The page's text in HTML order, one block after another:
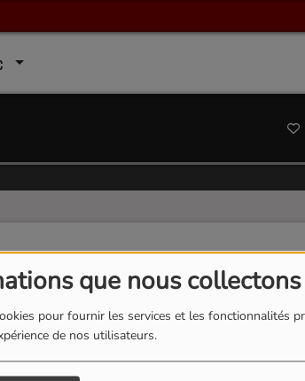
que nous collectons
pour fournir les services et les fonctionnalités
de nos utilisateurs.
*